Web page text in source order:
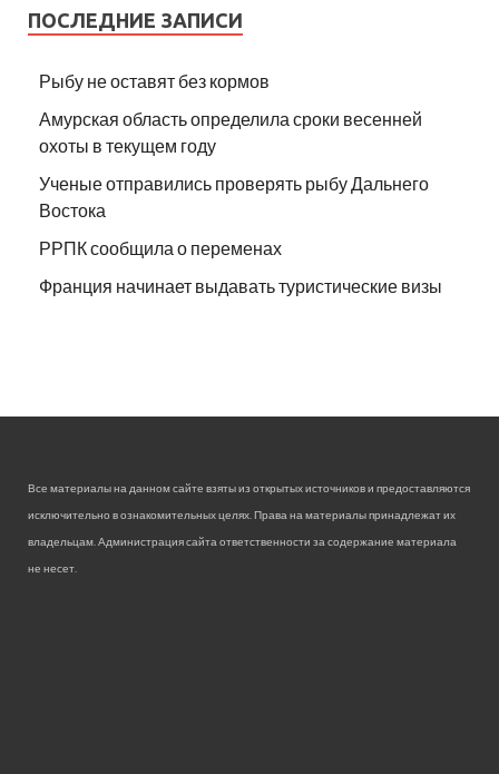
ПОСЛЕДНИЕ ЗАПИСИ
Рыбу не оставят без кормов
Амурская область определила сроки весенней
охоты в текущем году
Ученые отправились проверять рыбу Дальнего
Востока
РРПК сообщила о переменах
Франция начинает выдавать туристические визы
Все материалы на данном сайте взяты из открытых источников и предоставляются
исключительно в ознакомительных целях. Права на материалы принадлежат их
владельцам. Администрация сайта ответственности за содержание материала
не несет.